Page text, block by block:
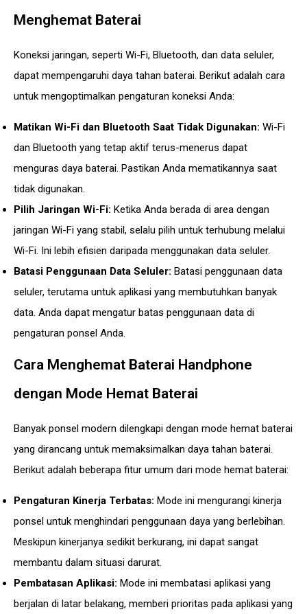
Menghemat Baterai
Koneksi jaringan, seperti Wi-Fi, Bluetooth, dan data seluler,
dapat mempengaruhi daya tahan baterai. Berikut adalah cara
untuk mengoptimalkan pengaturan koneksi Anda:
Matikan Wi-Fi dan Bluetooth Saat Tidak Digunakan: Wi-Fi
dan Bluetooth yang tetap aktif terus-menerus dapat
menguras daya baterai. Pastikan Anda mematikannya saat
tidak digunakan.
Pilih Jaringan Wi-Fi: Ketika Anda berada di area dengan
jaringan Wi-Fi yang stabil, selalu pilih untuk terhubung melalui
Wi-Fi. Ini lebih efisien daripada menggunakan data seluler.
Batasi Penggunaan Data Seluler: Batasi penggunaan data
seluler, terutama untuk aplikasi yang membutuhkan banyak
data. Anda dapat mengatur batas penggunaan data di
pengaturan ponsel Anda.
Cara Menghemat Baterai Handphone
dengan Mode Hemat Baterai
Banyak ponsel modern dilengkapi dengan mode hemat baterai
yang dirancang untuk memaksimalkan daya tahan baterai.
Berikut adalah beberapa fitur umum dari mode hemat baterai:
Pengaturan Kinerja Terbatas: Mode ini mengurangi kinerja
ponsel untuk menghindari penggunaan daya yang berlebihan.
Meskipun kinerjanya sedikit berkurang, ini dapat sangat
membantu dalam situasi darurat.
Pembatasan Aplikasi: Mode ini membatasi aplikasi yang
berjalan di latar belakang, memberi prioritas pada aplikasi yang